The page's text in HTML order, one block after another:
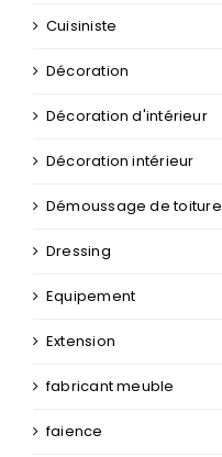
Cuisiniste
Décoration
Décoration d'intérieur
Décoration intérieur
Démoussage de toiture
Dressing
Equipement
Extension
fabricant meuble
faience